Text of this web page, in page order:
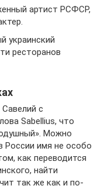
артист РСФСР,
украинский
ресторанов
с
Sabellius, что
Можно
России имя не особо
как переводится
найти
так же как и по-